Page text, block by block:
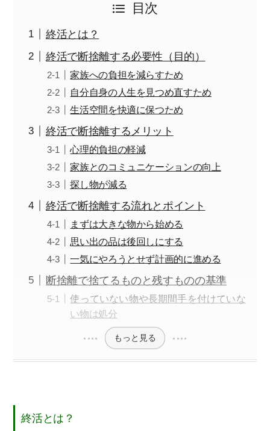
目次
終活とは？
終活で断捨離する必要性（目的）
家族への負担を減らすため
自分自身の人生を見つめ直すため
生活空間を快適に保つため
終活で断捨離するメリット
心理的負担の軽減
家族とのコミュニケーションの向上
探し物が減る
終活で断捨離する流れとポイント
まずは大きな物から始める
思い出の品は後回しにする
一気にやろうとせず計画的に進める
断捨離で捨てるものと残すものの基準
使っていない物や長期間手を付けていな
い物は処分
もっと見る
終活とは？